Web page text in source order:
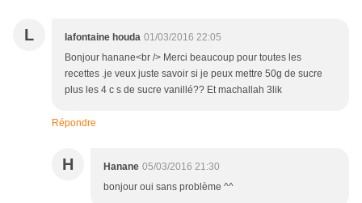
L lafontaine houda 01/03/2016 22:05
Bonjour hanane<br /> Merci beaucoup pour toutes les
recettes .je veux juste savoir si je peux mettre 50g de sucre
plus les 4 c s de sucre vanillé?? Et machallah 3lik
Répondre
H Hanane 05/03/2016 21:30
bonjour oui sans problème ^^